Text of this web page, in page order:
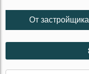
От застройщика